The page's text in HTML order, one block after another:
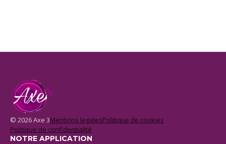
© 2026 Axe 3Mentions legalesPolitique de cookies
Politique de confidentialité
NOTRE APPLICATION